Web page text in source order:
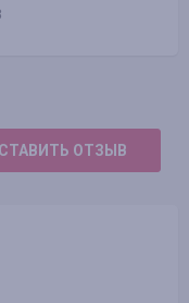
ОТЗЫВ